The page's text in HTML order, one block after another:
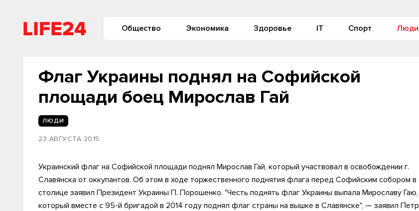
Общество Экономика Здоровье IT Спорт Люди
Флаг Украины поднял на Софийской
площади боец Мирослав Гай
ЛЮДИ
23 АВГУСТА 2015
Украинский флаг на Софийской площади поднял Мирослав Гай, который участвовал в освобождении г.
Славянска от оккупантов. Об этом в ходе торжественного поднятия флага перед Софийским собором в
столице заявил Президент Украины П. Порошенко. "Честь поднять флаг Украины выпала Мирославу Гаю,
который вместе с 95-й бригадой в 2014 году поднял флаг страны на вышке в Славянске", — заявил Петр